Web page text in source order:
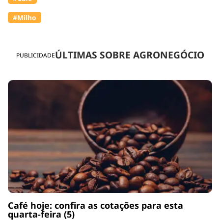
PUBLICIDADEÚLTIMAS SOBRE AGRONEGÓCIO
Café hoje: confira as cotações para esta
quarta-feira (5)
#Milho